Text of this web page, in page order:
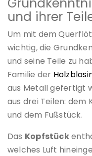
und ihrer
Um mit dem
wichtig, die
und seine Teile zu
Familie der
aus Metall gefertigt
aus drei Teilen:
und dem Fußstück.
Das Kopfstück
welches Luft